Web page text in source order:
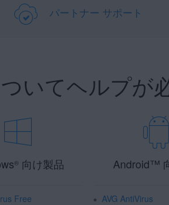
パートナー サポート
いてヘルプが
® 向け製品
Free
Android™
AVG AntiVirus